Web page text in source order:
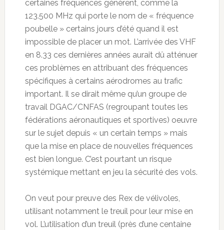
certaines fréquences génèrent, comme la
123.500 MHz qui porte le nom de « fréquence
poubelle » certains jours d’été quand il est
impossible de placer un mot. L’arrivée des VHF
en 8.33 ces dernières années aurait dû atténuer
ces problèmes en attribuant des fréquences
spécifiques à certains aérodromes au trafic
important. Il se dirait même qu’un groupe de
travail DGAC/CNFAS (regroupant toutes les
fédérations aéronautiques et sportives) oeuvre
sur le sujet depuis « un certain temps » mais
que la mise en place de nouvelles fréquences
est bien longue. C’est pourtant un risque
systémique mettant en jeu la sécurité des vols.
On veut pour preuve des Rex de vélivoles,
utilisant notamment le treuil pour leur mise en
vol. L’utilisation d’un treuil (près d’une centaine